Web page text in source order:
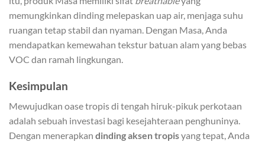
memungkinkan dinding melepaskan uap air, menjaga suhu
ruangan tetap stabil dan nyaman. Dengan Masa, Anda
mendapatkan kemewahan tekstur batuan alam yang bebas
VOC dan ramah lingkungan.
Kesimpulan
Mewujudkan oase tropis di tengah hiruk-pikuk perkotaan
adalah sebuah investasi bagi kesejahteraan penghuninya.
Dengan menerapkan dinding aksen tropisyang tepat, Anda